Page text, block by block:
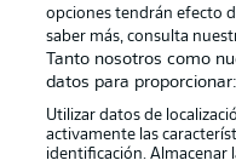
opciones tendrán efecto
saber más, consulta
Tanto nosotros como
datos para proporcionar:
Utilizar datos de
activamente las
identificación.